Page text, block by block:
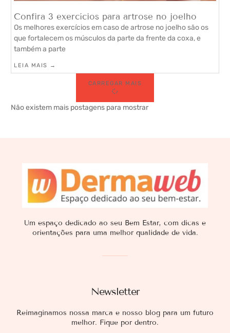
Confira 3 exercícios para artrose no joelho
Os melhores exercícios em caso de artrose no joelho são os
que fortalecem os músculos da parte da frente da coxa, e
também a parte
LEIA MAIS →
CARREGAR MAIS
Não existem mais postagens para mostrar
Newsletter
Reimaginamos nossa marca e nosso blog para um futuro
melhor. Fique por dentro.
Um espaço dedicado ao seu Bem Estar, com dicas e
orientações para uma melhor qualidade de vida.